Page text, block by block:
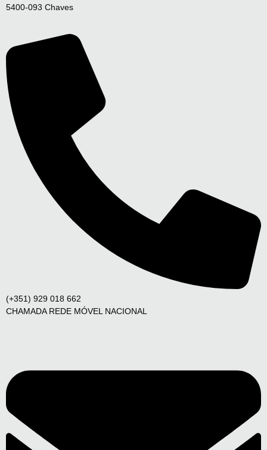
5400-093 Chaves
(+351) 929 018 662
CHAMADA REDE MÓVEL NACIONAL